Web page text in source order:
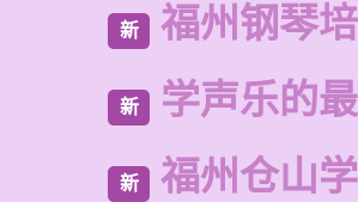
新 福州钢琴
新 学声乐的
新 福州仓山